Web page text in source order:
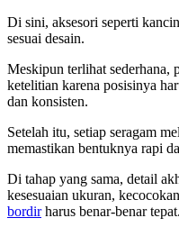
Di sini, aksesori seperti
sesuai desain.
Meskipun terlihat sederhana,
ketelitian karena posisinya
dan konsisten.
Setelah itu, setiap seragam
memastikan bentuknya rapi
Di tahap yang sama, detail
kesesuaian ukuran,
bordirharus benar-benar tepat.